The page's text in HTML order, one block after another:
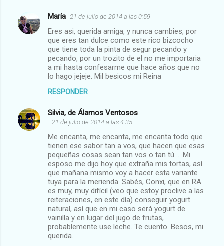
María 21 de julio de 2014 a las 0:59
Eres asi, querida amiga, y nunca cambies, por
que eres tan dulce como este rico bizcocho
que tiene toda la pinta de segur pecando y
pecando, por un trozito de el no me importaria
a mi hasta confesarme que hace años que no
lo hago jejeje. Mil besicos mi Reina
RESPONDER
Silvia, de Álamos Ventosos
21 de julio de 2014 a las 4:35
Me encanta, me encanta, me encanta todo que
tienen ese sabor tan a vos, que hacen que esas
pequeñas cosas sean tan vos o tan tú ... Mi
esposo me dijo hoy que extraña mis tortas, así
que mañana mismo voy a hacer esta variante
tuya para la merienda. Sabés, Conxi, que en RA
es muy, muy difícil (veo que estoy proclive a las
reiteraciones, en este día) conseguir yogurt
natural, así que en mi caso será yogurt de
vainilla y en lugar del jugo de frutas,
probablemente use leche. Te cuento. Besos, mi
querida.